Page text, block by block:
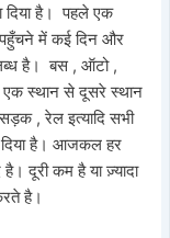
दिया है। पहले एक
में कई दिन और
है। बस , ऑटो ,
एक स्थान से दूसरे स्थान
, रेल इत्यादि सभी
दिया है। आजकल हर
दूरी कम है या ज़्यादा
है।